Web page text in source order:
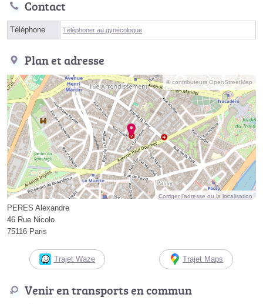
Contact
Téléphone Téléphoner au gynécologue
Plan et adresse
© contributeurs OpenStreetMap
Corriger l’adresse ou la localisation
PERES Alexandre
46 Rue Nicolo
75116 Paris
Trajet Waze Trajet Maps
Venir en transports en commun